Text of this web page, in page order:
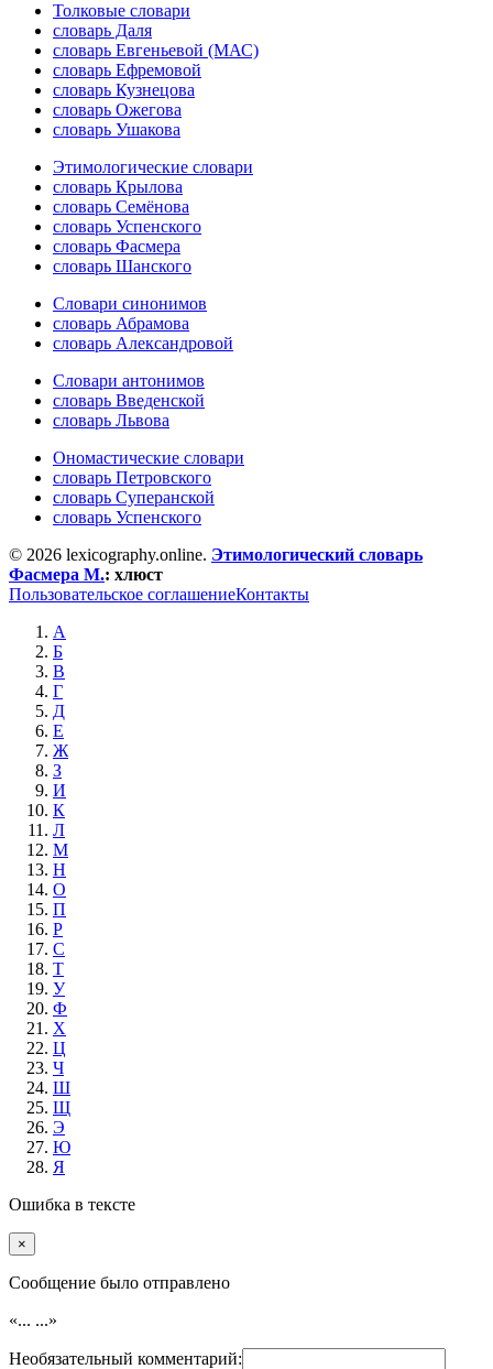
Толковые словари
словарь Даля
словарь Евгеньевой (МАС)
словарь Ефремовой
словарь Кузнецова
словарь Ожегова
словарь Ушакова
Этимологические словари
словарь Крылова
словарь Семёнова
словарь Успенского
словарь Фасмера
словарь Шанского
Словари синонимов
словарь Абрамова
словарь Александровой
Словари антонимов
словарь Введенской
словарь Львова
Ономастические словари
словарь Петровского
словарь Суперанской
словарь Успенского
© 2026 lexicography.online. Этимологический словарь
Фасмера М.: хлюст
Пользовательское соглашениеКонтакты
А
Б
В
Г
Д
Е
Ж
З
И
К
Л
М
Н
О
П
Р
С
Т
У
Ф
Х
Ц
Ч
Ш
Щ
Э
Ю
Я
Ошибка в тексте
×
Cообщение было отправлено
«... ...»
Необязательный комментарий: